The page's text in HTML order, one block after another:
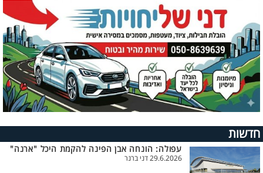
חדשות
עפולה: הונחה אבן הפינה להקמת היכל "ארנה"
29.6.2026 דני ברנר